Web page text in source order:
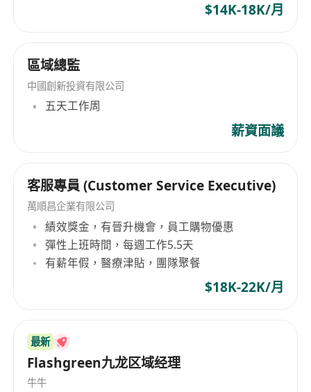
$14K-18K/月
區域總監
中國創新投資有限公司
五天工作周
薪資面議
客服專員 (Customer Service Executive)
萬順昌企業有限公司
績效獎金，有晉升機會，員工購物優惠
彈性上班時間，每週工作5.5天
有薪年假，醫療津貼，團隊聚餐
$18K-22K/月
最新
Flashgreen九龙区域经理
牛牛